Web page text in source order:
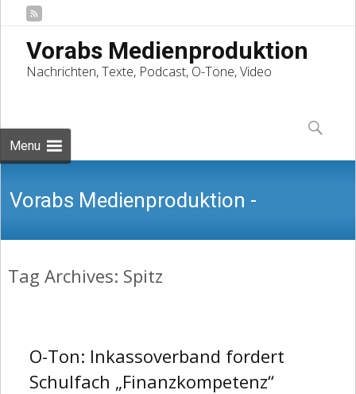
Vorabs Medienproduktion
Nachrichten, Texte, Podcast, O-Töne, Video
Menu
to
content
Suchen
nach:
Vorabs Medienproduktion -
Nachrichten, Texte, Podcast, O-Töne,
Video
Tag Archives: Spitz
O-Ton: Inkassoverband fordert
Schulfach „Finanzkompetenz“